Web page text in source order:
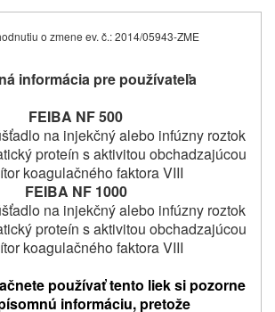
o zmene ev. č.: 2014/05943-ZME
informácia pre používateľa
FEIBA NF 500
na injekčný alebo infúzny roztok
proteín s aktivitou obchadzajúcou
koagulačného faktora VIII
FEIBA NF 1000
na injekčný alebo infúzny roztok
proteín s aktivitou obchadzajúcou
koagulačného faktora VIII
používať tento liek si pozorne
informáciu, pretože